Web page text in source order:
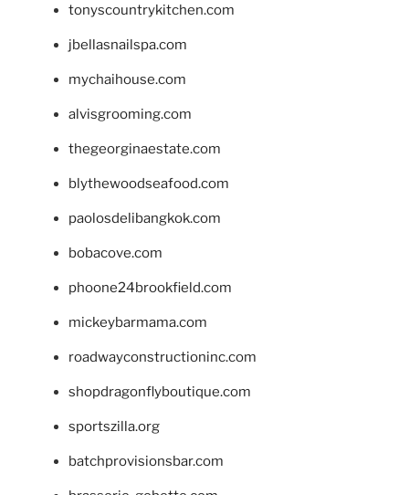
tonyscountrykitchen.com
jbellasnailspa.com
mychaihouse.com
alvisgrooming.com
thegeorginaestate.com
blythewoodseafood.com
paolosdelibangkok.com
bobacove.com
phoone24brookfield.com
mickeybarmama.com
roadwayconstructioninc.com
shopdragonflyboutique.com
sportszilla.org
batchprovisionsbar.com